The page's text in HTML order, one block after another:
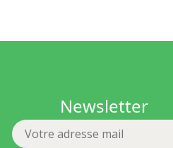
Newsletter